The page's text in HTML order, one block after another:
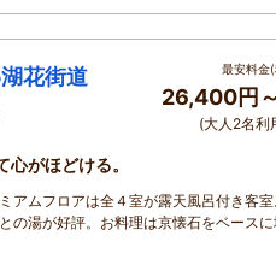
花街道 最安料金
26,400円～
(大人2名利
がほどける。
アムフロアは全４室が露天風呂付き客
の湯が好評。お料理は京懐石をベース